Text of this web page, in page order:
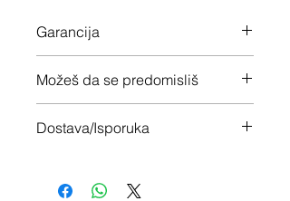
Garancija
Možeš da se predomisliš
nisi zadovoljan
Dostava/Isporuka